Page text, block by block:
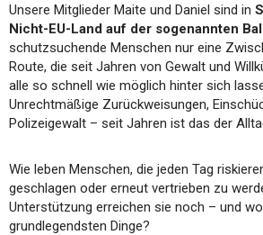
Unsere Mitglieder Maite und Daniel sind in
Nicht-EU-Land auf der sogenannten
schutzsuchende Menschen nur eine
Route, die seit Jahren von Gewalt und
alle so schnell wie möglich hinter sich
Unrechtmäßige Zurückweisungen,
Polizeigewalt – seit Jahren ist das der
Wie leben Menschen, die jeden Tag
geschlagen oder erneut vertrieben zu
Unterstützung erreichen sie noch – und
grundlegendsten Dinge?